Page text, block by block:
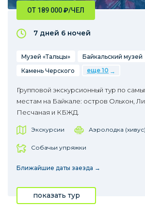
ОТ 189 000₽/ЧЕЛ
7 дней 6 ночей
Музей «Тальцы»
Байкальский музей
Камень Черского
еще 10
Групповой экскурсионный тур по
местам на Байкале: остров Ольхон,
Песчаная и КБЖД.
Экскурсии Аэролодка (хивус)
Собачьи упряжки
Ближайшие даты заезда →
показать тур